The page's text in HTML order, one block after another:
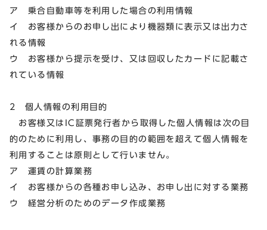
ア 乗合自動車等を利用した場合の利用情報
イ お客様からのお申し出により機器類に表示又は出力さ
れる情報
ウ お客様から提示を受け、又は回収したカードに記載さ
れている情報
2 個人情報の利用目的
お客様又はIC証票発行者から取得した個人情報は次の目
的のために利用し、事務の目的の範囲を超えて個人情報を
利用することは原則として行いません。
ア 運賃の計算業務
イ お客様からの各種お申し込み、お申し出に対する業務
ウ 経営分析のためのデータ作成業務